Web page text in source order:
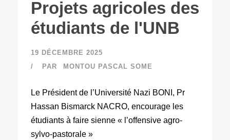
Projets agricoles des
étudiants de l'UNB
19 DÉCEMBRE 2025
PAR
MONTOU PASCAL SOME
Le Président de l’Université Nazi BONI, Pr
Hassan Bismarck NACRO, encourage les
étudiants à faire sienne « l’offensive agro-
sylvo-pastorale »